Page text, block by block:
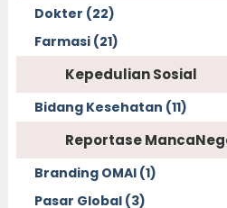
Dokter (22)
Farmasi (21)
Kepedulian Sosial
Bidang Kesehatan (11)
Reportase
Branding OMAI (1)
Pasar Global (3)